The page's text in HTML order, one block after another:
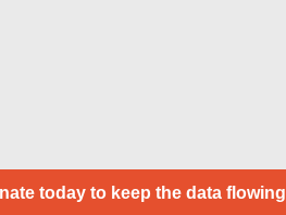
today to keep the data flowing